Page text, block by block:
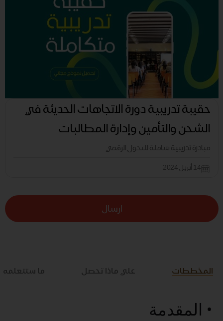
حقيبة تدريبية دورة الاتجاهات الحديثة في
الشحن والتأمين وإدارة المطالبات
مبادرة تدريبية شاملة للتحول الرقمي
14 أبريل 2024
ارسال
المخططات علي ماذا تحصل ما ستتعلمه
• المقدمة